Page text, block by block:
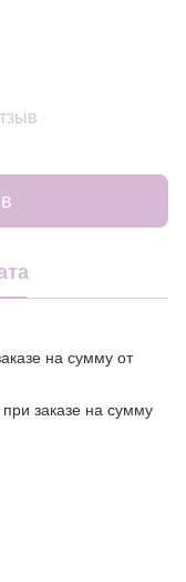
на сумму от
заказе на сумму